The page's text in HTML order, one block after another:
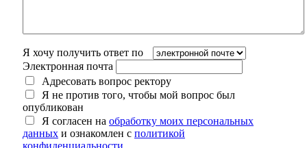
Я хочу получить ответ по
Электронная почта
Адресовать вопрос ректору
Я не против того, чтобы мой вопрос был
опубликован
Я согласен на обработку моих персональных
данных и ознакомлен с политикой